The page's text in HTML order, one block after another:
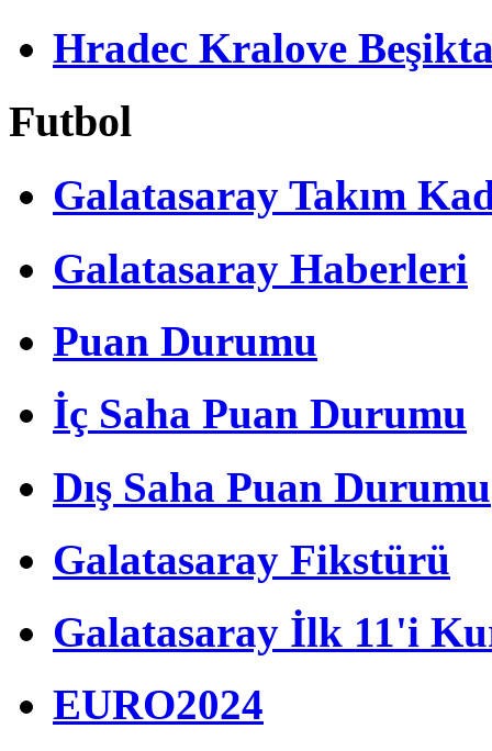
Hradec Kralove
Futbol
Galatasaray Takım
Galatasaray Haberleri
Puan Durumu
İç Saha Puan Durumu
Dış Saha Puan Durumu
Galatasaray Fikstürü
Galatasaray İlk 11'i
EURO2024